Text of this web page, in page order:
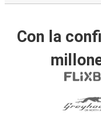
Con la